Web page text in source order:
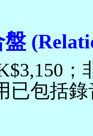
盤
3,150
已包括錄